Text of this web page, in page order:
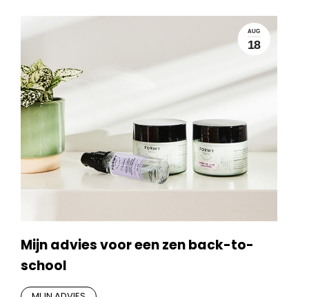
AUG
18
Mijn advies voor een zen back-to-
school